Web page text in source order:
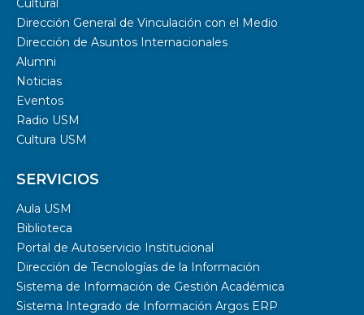
Cultural
Dirección General de Vinculación con el Medio
Dirección de Asuntos Internacionales
Alumni
Noticias
Eventos
Radio USM
Cultura USM
SERVICIOS
Aula USM
Biblioteca
Portal de Autoservicio Institucional
Dirección de Tecnologías de la Información
Sistema de Información de Gestión Académica
Sistema Integrado de Información Argos ERP